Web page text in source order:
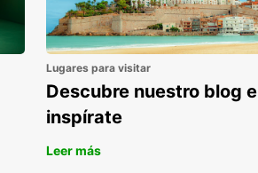
Lugares para visitar
Descubre nuestro blog e
inspírate
Leer más